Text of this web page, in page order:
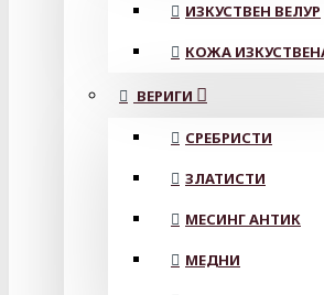
ИЗКУСТВЕН ВЕЛУР
КОЖА
ВЕРИГИ
СРЕБРИСТИ
ЗЛАТИСТИ
МЕСИНГ АНТИК
МЕДНИ